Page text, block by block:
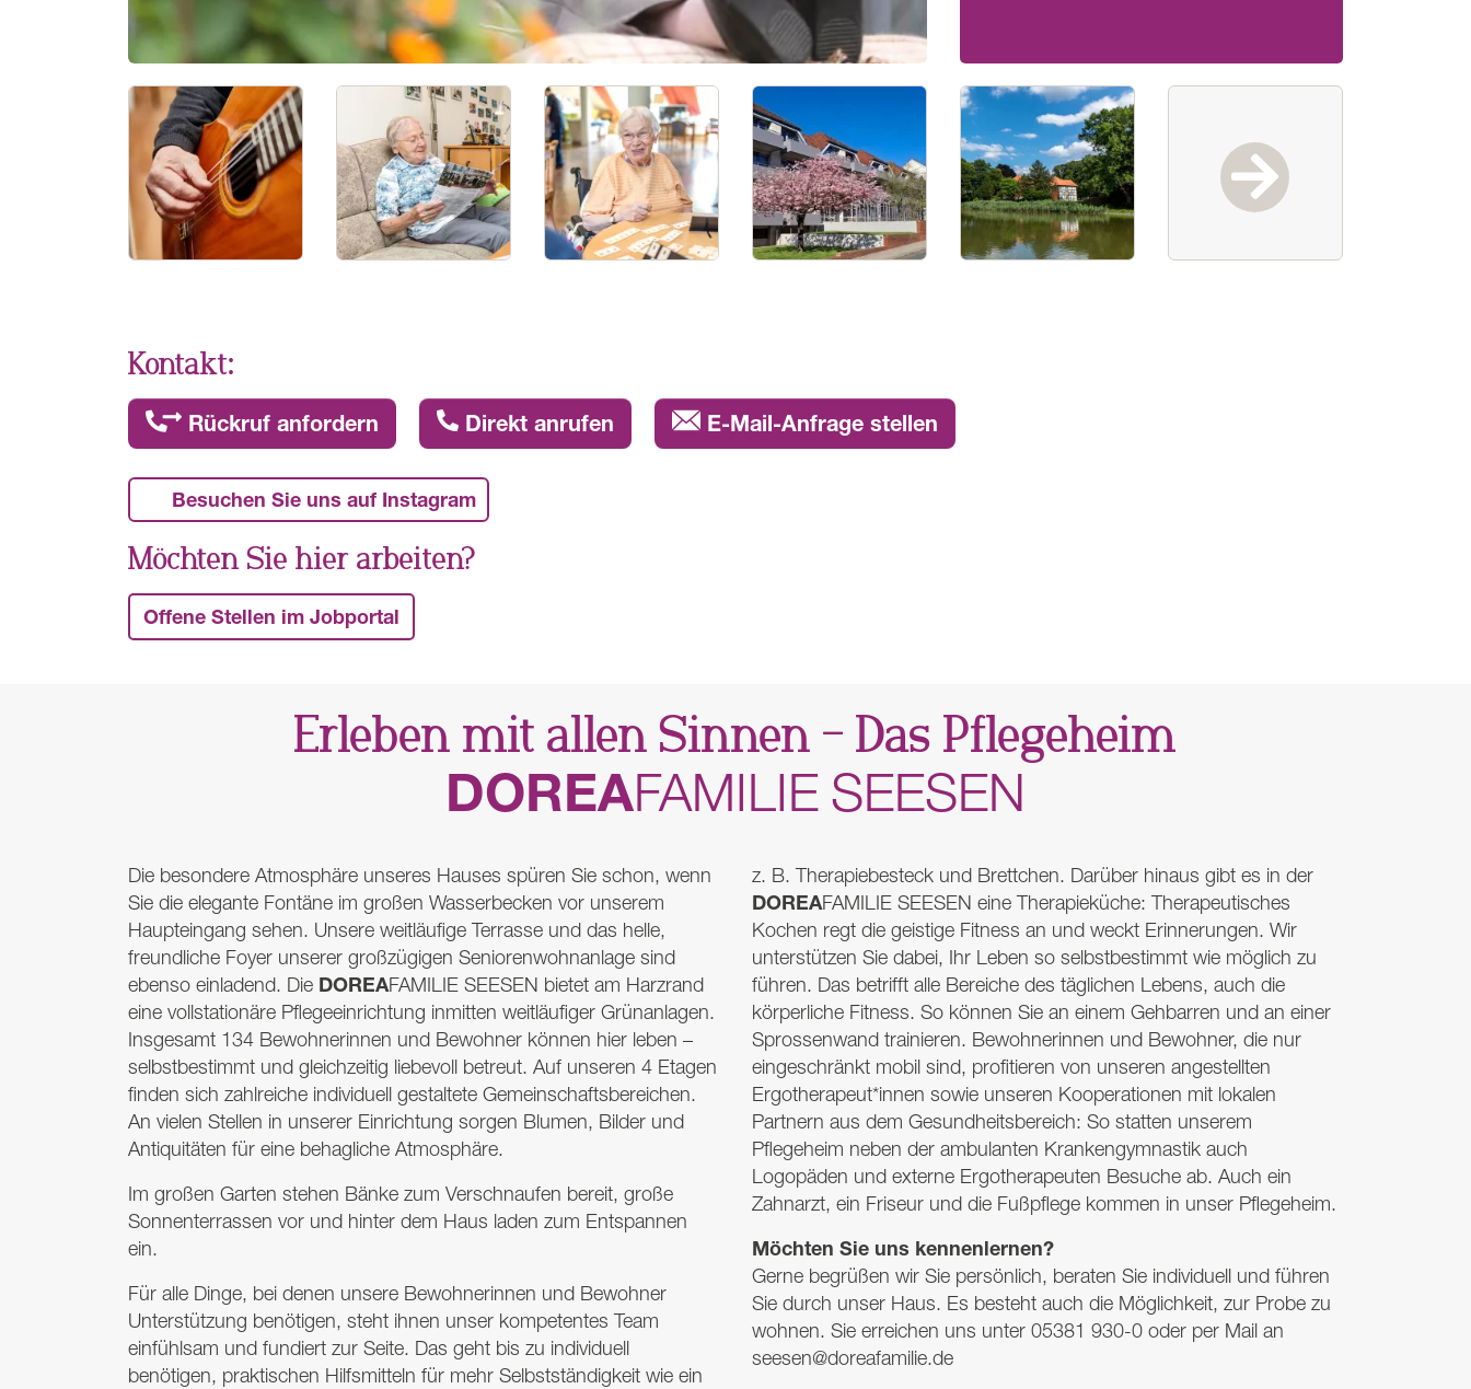
Kontakt:
Rückruf anfordern Direkt anrufen E-Mail-Anfrage stellen
Besuchen Sie uns auf Instagram
Möchten Sie hier arbeiten?
Offene Stellen im Jobportal
Erleben mit allen Sinnen – Das Pflegeheim
DOREAFAMILIE SEESEN
Die besondere Atmosphäre unseres Hauses spüren Sie schon, wenn
Sie die elegante Fontäne im großen Wasserbecken vor unserem
Haupteingang sehen. Unsere weitläufige Terrasse und das helle,
freundliche Foyer unserer großzügigen Seniorenwohnanlage sind
ebenso einladend. Die DOREAFAMILIE SEESEN bietet am Harzrand
eine vollstationäre Pflegeeinrichtung inmitten weitläufiger Grünanlagen.
Insgesamt 134 Bewohnerinnen und Bewohner können hier leben –
selbstbestimmt und gleichzeitig liebevoll betreut. Auf unseren 4 Etagen
finden sich zahlreiche individuell gestaltete Gemeinschaftsbereichen.
An vielen Stellen in unserer Einrichtung sorgen Blumen, Bilder und
Antiquitäten für eine behagliche Atmosphäre.
Im großen Garten stehen Bänke zum Verschnaufen bereit, große
Sonnenterrassen vor und hinter dem Haus laden zum Entspannen
ein.
Für alle Dinge, bei denen unsere Bewohnerinnen und Bewohner
Unterstützung benötigen, steht ihnen unser kompetentes Team
einfühlsam und fundiert zur Seite. Das geht bis zu individuell
benötigen, praktischen Hilfsmitteln für mehr Selbstständigkeit wie ein
z. B. Therapiebesteck und Brettchen. Darüber hinaus gibt es in der
DOREAFAMILIE SEESEN eine Therapieküche: Therapeutisches
Kochen regt die geistige Fitness an und weckt Erinnerungen. Wir
unterstützen Sie dabei, Ihr Leben so selbstbestimmt wie möglich zu
führen. Das betrifft alle Bereiche des täglichen Lebens, auch die
körperliche Fitness. So können Sie an einem Gehbarren und an einer
Sprossenwand trainieren. Bewohnerinnen und Bewohner, die nur
eingeschränkt mobil sind, profitieren von unseren angestellten
Ergotherapeut*innen sowie unseren Kooperationen mit lokalen
Partnern aus dem Gesundheitsbereich: So statten unserem
Pflegeheim neben der ambulanten Krankengymnastik auch
Logopäden und externe Ergotherapeuten Besuche ab. Auch ein
Zahnarzt, ein Friseur und die Fußpflege kommen in unser Pflegeheim.
Möchten Sie uns kennenlernen?
Gerne begrüßen wir Sie persönlich, beraten Sie individuell und führen
Sie durch unser Haus. Es besteht auch die Möglichkeit, zur Probe zu
wohnen. Sie erreichen uns unter 05381 930-0 oder per Mail an
seesen@doreafamilie.de